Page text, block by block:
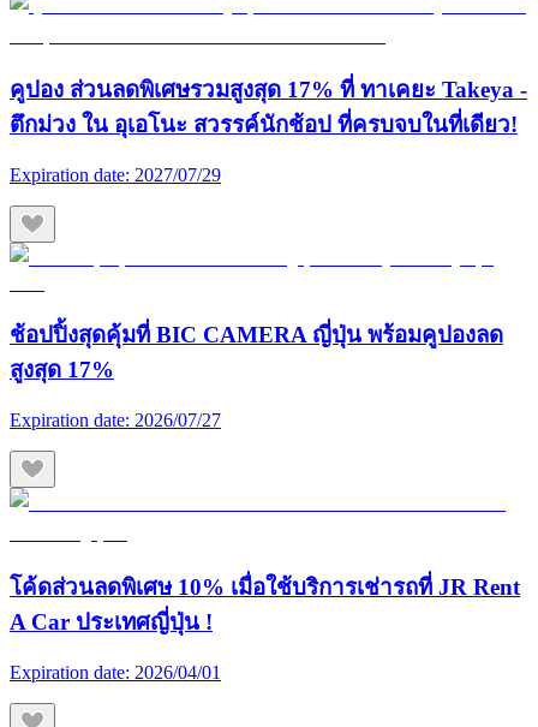
คูปอง ส่วนลดพิเศษรวมสูงสุด 17% ที่ ทาเคยะ Takeya -
ตึกม่วง ใน อุเอโนะ สวรรค์นักช้อป ที่ครบจบในที่เดียว!
Expiration date: 2027/07/29
ช้อปปิ้งสุดคุ้มที่ BIC CAMERA ญี่ปุ่น พร้อมคูปองลด
สูงสุด 17%
Expiration date: 2026/07/27
โค้ดส่วนลดพิเศษ 10% เมื่อใช้บริการเช่ารถที่ JR Rent
A Car ประเทศญี่ปุ่น !
Expiration date: 2026/04/01